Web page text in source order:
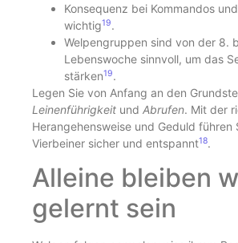
Konsequenz bei Kommandos
wichtig19.
Welpengruppen sind von der 8.
Lebenswoche sinnvoll, um das
stärken19.
Legen Sie von Anfang an den
Leinenführigkeit und Abrufen. Mit der
Herangehensweise und Geduld führen
Vierbeiner sicher und entspannt18.
Alleine bleiben
gelernt sein